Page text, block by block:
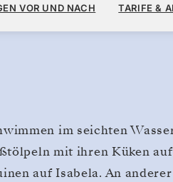
7 TAGE
PRO
VOR UND NACH TARIFE &
im seichten
mit ihren Küken auf
auf Isabela. An anderer